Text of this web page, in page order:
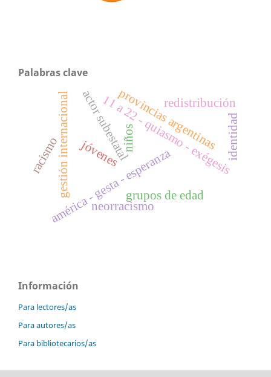
Palabras clave
11 a 22 - quiasmo - exégesis
américa - gesta - esperanza
gestión internacionalactor subestatalprovincias argentinas
niños
jóvenes
grupos de edad
identidad
racismo
neorracismo
redistribución
Información
Para lectores/as
Para autores/as
Para bibliotecarios/as